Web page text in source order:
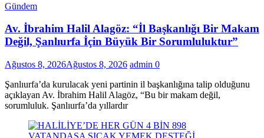
Gündem
Av. İbrahim Halil Alagöz: “İl Başkanlığı Bir Makam
Değil, Şanlıurfa İçin Büyük Bir Sorumluluktur”
Ağustos 8, 2026Ağustos 8, 2026 admin 0
Şanlıurfa’da kurulacak yeni partinin il başkanlığına talip olduğunu
açıklayan Av. İbrahim Halil Alagöz, “Bu bir makam değil,
sorumluluk. Şanlıurfa’da yıllardır